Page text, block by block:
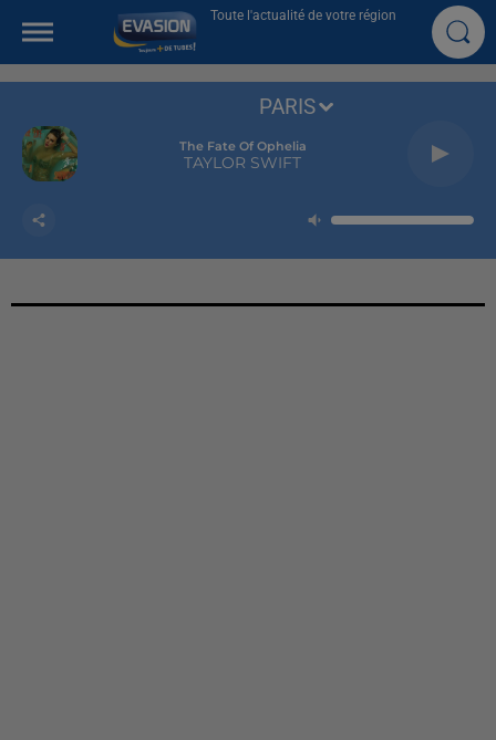
Toute l'actualité de votre région
The Fate Of Ophelia
TAYLOR SWIFT
PARIS